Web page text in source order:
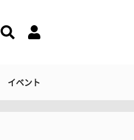
イベント